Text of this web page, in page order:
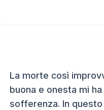
La morte così
buona e onesta mi
sofferenza. In